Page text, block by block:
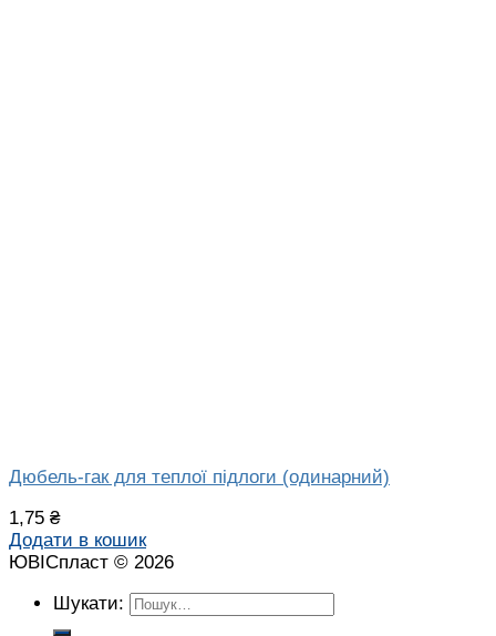
Дюбель-гак для теплої підлоги (одинарний)
1,75 ₴
Додати в кошик
ЮВІСпласт © 2026
Шукати: